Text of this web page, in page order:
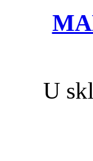
U